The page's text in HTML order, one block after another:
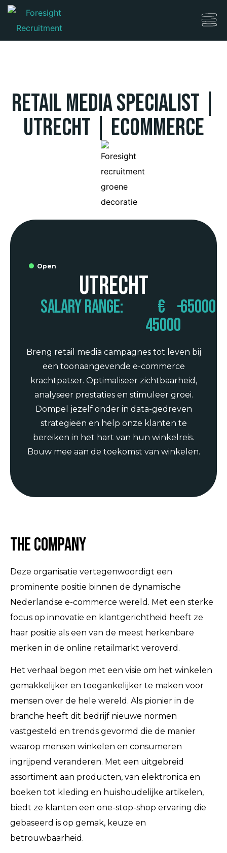
Retail Media Specialist |
Utrecht | eCommerce
Open
Utrecht
Salary range:
€
45000
-65000
Breng retail media campagnes tot leven bij
een toonaangevende e-commerce
krachtpatser. Optimaliseer zichtbaarheid,
analyseer prestaties en stimuleer groei.
Dompel jezelf onder in data-gedreven
strategieën en help onze klanten te
bereiken in het hart van hun winkelreis.
Bouw mee aan de toekomst van winkelen.
The Company
Deze organisatie vertegenwoordigt een
prominente positie binnen de dynamische
Nederlandse e-commerce wereld. Met een sterke
focus op innovatie en klantgerichtheid heeft ze
haar positie als een van de meest herkenbare
merken in de online retailmarkt veroverd.
Het verhaal begon met een visie om het winkelen
gemakkelijker en toegankelijker te maken voor
mensen over de hele wereld. Als pionier in de
branche heeft dit bedrijf nieuwe normen
vastgesteld en trends gevormd die de manier
waarop mensen winkelen en consumeren
ingrijpend veranderen. Met een uitgebreid
assortiment aan producten, van elektronica en
boeken tot kleding en huishoudelijke artikelen,
biedt ze klanten een one-stop-shop ervaring die
gebaseerd is op gemak, keuze en
betrouwbaarheid.